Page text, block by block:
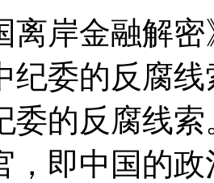
离岸金融解
纪委的反腐
委的反腐线
，即中国的